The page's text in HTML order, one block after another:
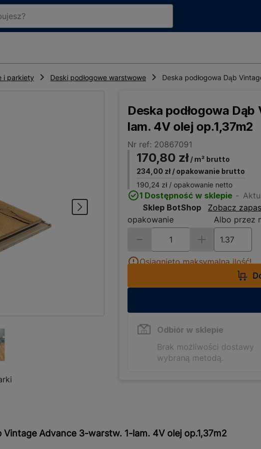
i parkiety Deski podłogowe warstwowe Deska podłogowa Dąb
Deska podłogowa
lam. 4V olej op.1,37m2
Nr ref: 20867091
170,80 zł / m² brutto
234,00 zł / opakowanie brutto
190,24 zł / opakowanie netto
1 Dostępność w sklepie
Sklep BotShop
Zobacz
opakowanie
Albo przez
Osiągnięto maksymalną ilość!
Odbiór w sklepie
Brak możliwości dostawy
wybraną metodą.
Vintage Advance 3-warstw. 1-lam. 4V olej op.1,37m2